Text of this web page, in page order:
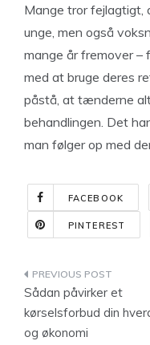
Mange tror fejlagtigt,
unge, men også
mange år fremover –
med at bruge deres
påstå, at tænderne
behandlingen. Det
man følger op med
FACEBOOK
PINTEREST
Sådan påvirker et
kørselsforbud din
og økonomi